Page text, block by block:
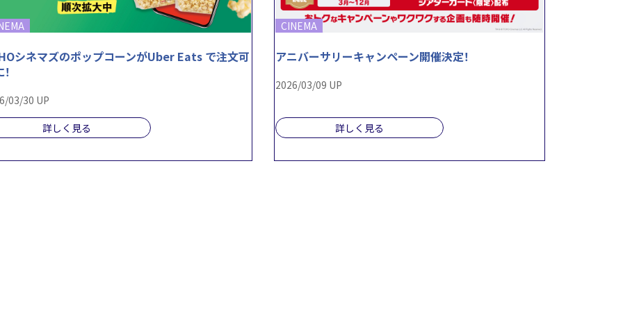
シネマズのポップコーンがUber Eats で注文可
03/30 UP
詳しく見る
CINEMA
アニバーサリーキャンペーン開催決定！
2026/03/09 UP
詳しく見る